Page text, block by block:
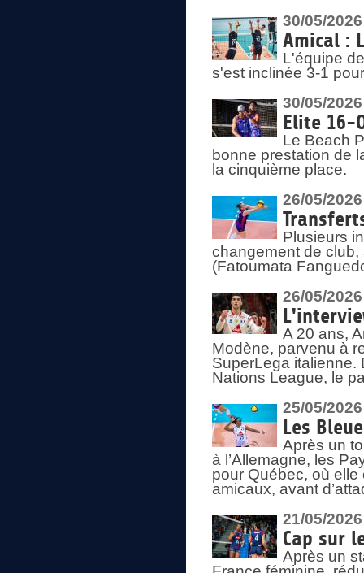
30/05/2026
Amical :
L'équipe
s'est inclinée 3-1
30/05/2026
Elite 16-
Le Beach
bonne prestation de
la cinquième place.
26/05/2026
Plusieurs
changement de
(Fatoumata
26/05/2026
A 20 ans,
Modène, parvenu à
SuperLega italienne.
Nations League, le
25/05/2026
Les
Après un
à l’Allemagne, les
pour Québec, où
amicaux, avant
21/05/2026
Cap sur
Après un